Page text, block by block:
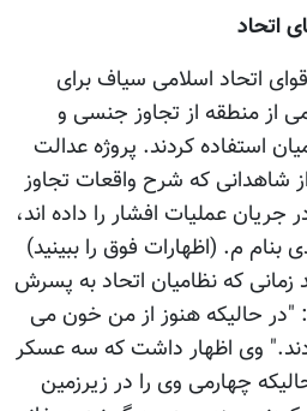
اتحاد
اتحاد اسلامی سیاف برای
از منطقه از تجاوز جنسی و
استفاده کردند. پروژه عدالت
شاهدانی که شرح واقعات تجاوز
عملیات افشار را داده اند،
م. (اظهارات فوق را ببینید)
که نظامیان اتحاد به پسرش
"در حالیکه هنوز از من خون می
وی اظهار داشت که سه عسکر
چهارمی وی را در زیرزمین